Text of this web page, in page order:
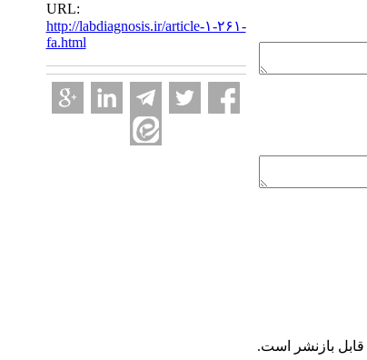
URL:
http://labdiagnosis.ir/article-۱-۲۶۱-
fa.html
قابل بازنشر است.